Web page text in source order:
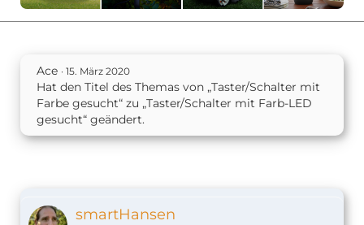
Ace 15. März 2020
Hat den Titel des Themas von „Taster/Schalter mit
Farbe gesucht“ zu „Taster/Schalter mit Farb-LED
gesucht“ geändert.
smartHansen